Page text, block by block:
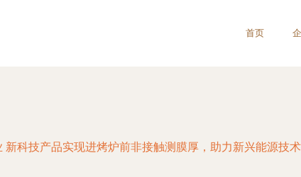
首页
新科技产品实现进烤炉前非接触测膜厚，助力新兴能源技